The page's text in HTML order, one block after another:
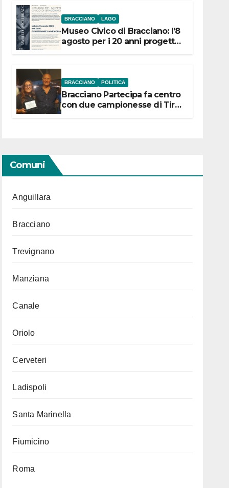
BRACCIANO LAGO
Museo Civico di Bracciano: l’8
agosto per i 20 anni progetto
BRACCIANO POLITICA
Bracciano Partecipa fa centro
con due campionesse di Tiro
Comuni
Anguillara
Bracciano
Trevignano
Manziana
Canale
Oriolo
Cerveteri
Ladispoli
Santa Marinella
Fiumicino
Roma